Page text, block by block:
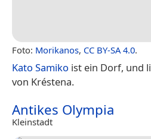
Foto: Morikanos, CC BY-SA 4.0.
Kato Samiko ist ein Dorf, und
von Kréstena.
Antikes Olympia
Kleinstadt